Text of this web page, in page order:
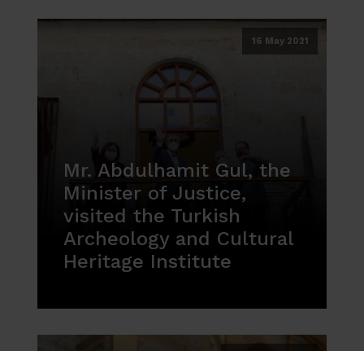
16 May 2021
Mr. Abdulhamit Gul, the
Minister of Justice,
visited the Turkish
Archeology and Cultural
Heritage Institute